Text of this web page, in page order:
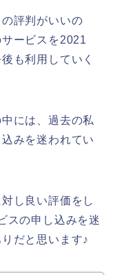
評判がいいの
ービスを2021
も利用していく
には、過去の私
みを迷われてい
し良い評価をし
スの申し込みを迷
だと思います♪